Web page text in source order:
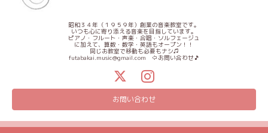
昭和３４年（１９５９年）創業の音楽教室です。
いつも心に寄り添える音楽を目指しています。
ピアノ・フルート・声楽・合唱・ソルフェージュ
に加えて、算数・数学・英語もオープン！！
同じお教室で移動も必要もナシ♫
futabakai.music@gmail.com ⇦お問い合わせ🎵
お問い合わせ